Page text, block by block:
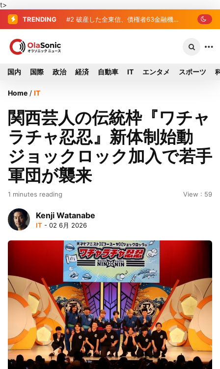
t>
TRENDING #2 破産した全東信、債権者63金融機関
国内 国際 政治 経済 自動車 IT エンタメ スポーツ
Home / IT
関西芸人の伝統枠『ワチャ
ラチャ忍忍』新体制始動
ジョックロック加入で若手
軍団が襲来
1 minutes reading View : 59
Kenji Watanabe
IT - 02 6月 2026